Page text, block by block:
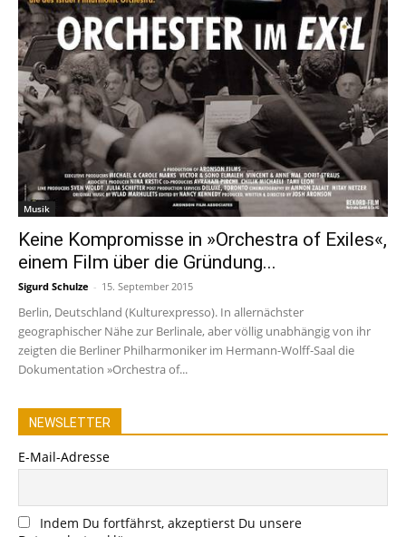
Musik
Keine Kompromisse in »Orchestra of Exiles«,
einem Film über die Gründung...
Sigurd Schulze - 15. September 2015
Berlin, Deutschland (Kulturexpresso). In allernächster
geographischer Nähe zur Berlinale, aber völlig unabhängig von ihr
zeigten die Berliner Philharmoniker im Hermann-Wolff-Saal die
Dokumentation »Orchestra of...
NEWSLETTER
E-Mail-Adresse
Indem Du fortfährst, akzeptierst Du unsere